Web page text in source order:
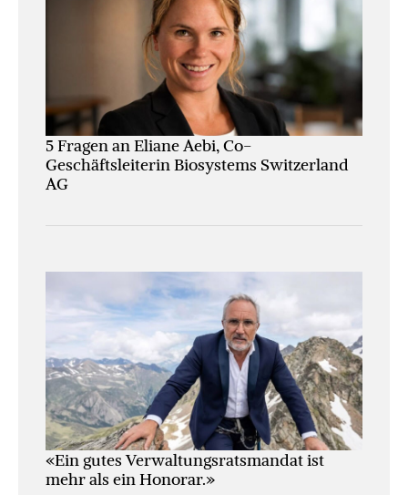
5 Fragen an Eliane Aebi, Co-
Geschäftsleiterin Biosystems Switzerland
AG
«Ein gutes Verwaltungs­ratsmandat ist
mehr als ein Honorar.»